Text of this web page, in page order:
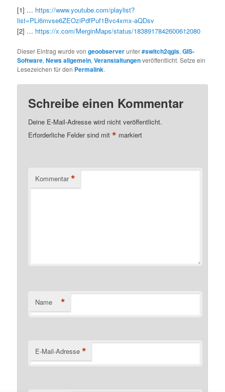
[1] … https://www.youtube.com/playlist?
list=PLi6mvse6ZEOziPdfPuf1Bvc4xmx-aQDsv
[2] … https://x.com/MerginMaps/status/1838917842600612080
Dieser Eintrag wurde vongeoobserverunter#switch2qgis,GIS-
Software,News allgemein,Veranstaltungenveröffentlicht. Setze ein
Lesezeichen für den Permalink.
Schreibe einen Kommentar
Deine E-Mail-Adresse wird nicht veröffentlicht.
Erforderliche Felder sind mit* markiert
Kommentar *
Name *
E-Mail-Adresse *